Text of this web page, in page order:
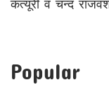
कत्यूरी व चन्द
Popular